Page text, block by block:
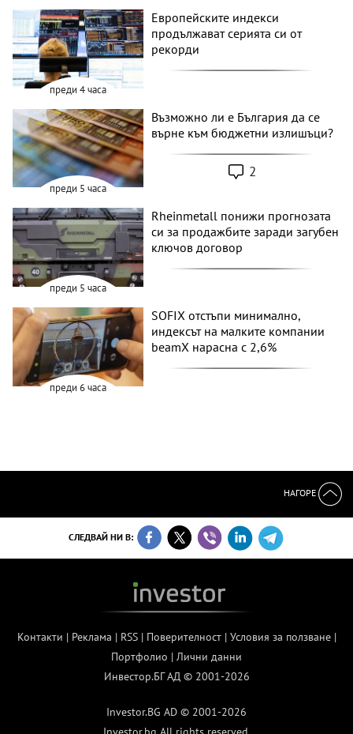
преди 4 часа
Европейските индекси
продължават серията си от
рекорди
преди 5 часа
Възможно ли е България да се
върне към бюджетни излишъци?
2
преди 5 часа
Rheinmetall понижи прогнозата
си за продажбите заради загубен
ключов договор
преди 6 часа
SOFIX отстъпи минимално,
индексът на малките компании
beamX нарасна с 2,6%
НАГОРЕ
СЛЕДВАЙ НИ В:
Контакти | Реклама | RSS| Поверителност| Условия за ползване|
Портфолио | Лични данни
Инвестор.БГ АД © 2001-2026
Investor.BG AD © 2001-2026